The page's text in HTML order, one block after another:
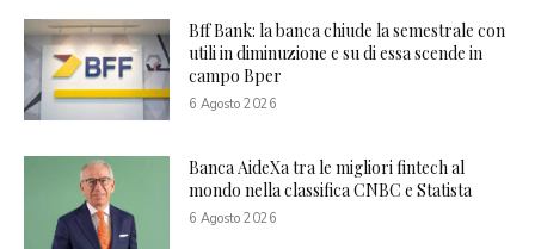
Bff Bank: la banca chiude la semestrale con
utili in diminuzione e su di essa scende in
campo Bper
6 Agosto 2026
Banca AideXa tra le migliori fintech al
mondo nella classifica CNBC e Statista
6 Agosto 2026